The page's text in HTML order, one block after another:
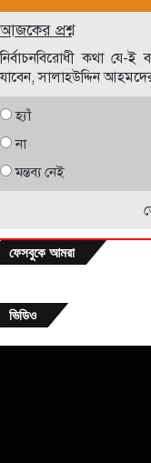
আজকের প্রশ্ন
নির্বাচনবিরোধী কথা যে-
যাবেন, সালাহউদ্দিন
হ্যাঁ
না
মন্তব্য নেই
ফেসবুকে আমরা
ভিডিও